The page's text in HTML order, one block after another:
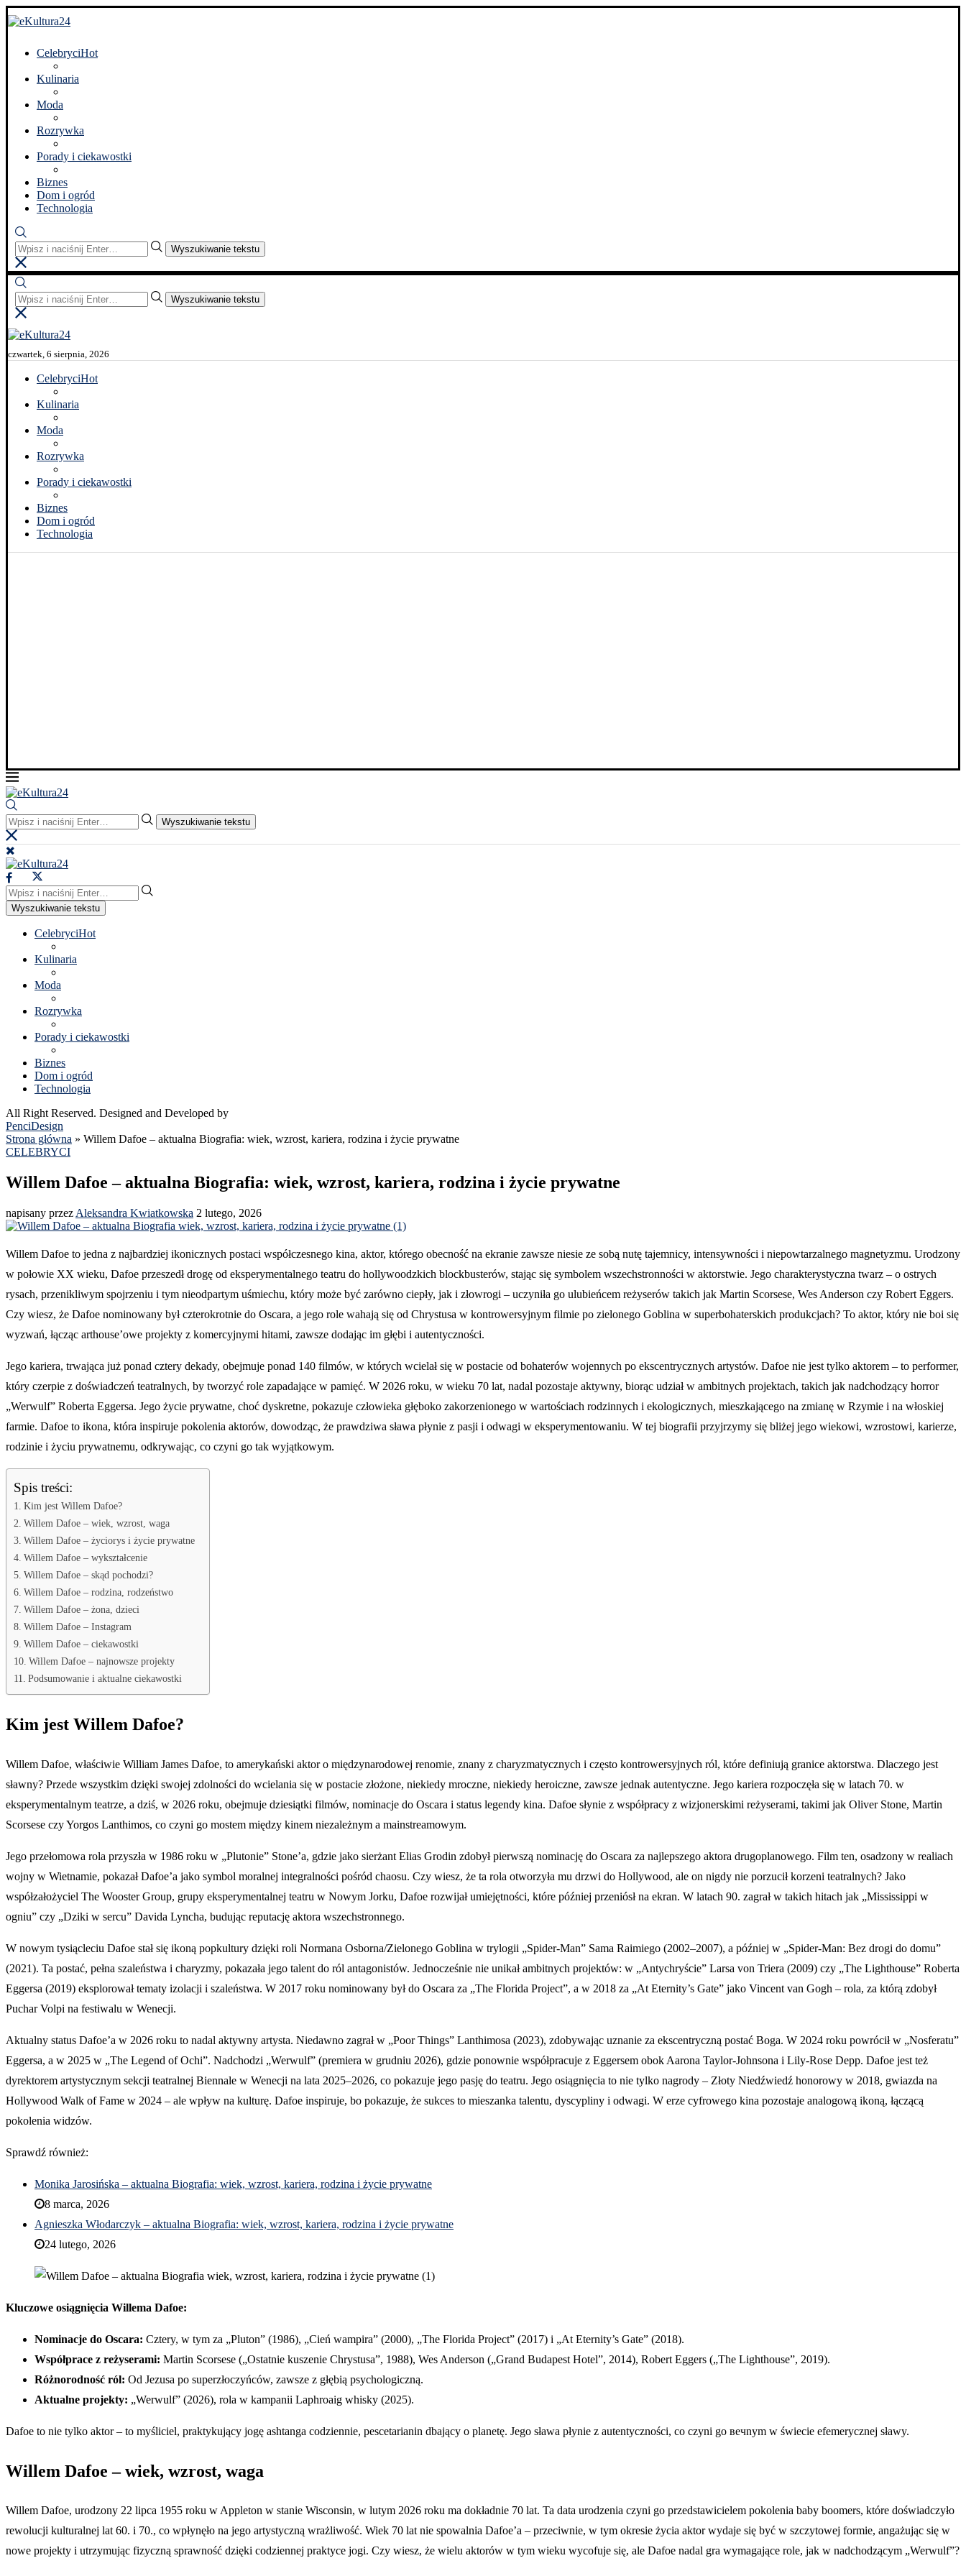
CelebryciHot
Kulinaria
Moda
Rozrywka
Porady i ciekawostki
Biznes
Dom i ogród
Technologia
Wyszukiwanie tekstu
Wyszukiwanie tekstu
czwartek, 6 sierpnia, 2026
CelebryciHot
Kulinaria
Moda
Rozrywka
Porady i ciekawostki
Biznes
Dom i ogród
Technologia
Wyszukiwanie tekstu
Wyszukiwanie tekstu
CelebryciHot
Kulinaria
Moda
Rozrywka
Porady i ciekawostki
Biznes
Dom i ogród
Technologia
All Right Reserved. Designed and Developed by
PenciDesign
Strona główna » Willem Dafoe – aktualna Biografia: wiek, wzrost, kariera, rodzina i życie prywatne
CELEBRYCI
Willem Dafoe – aktualna Biografia: wiek, wzrost, kariera, rodzina i życie prywatne
napisany przez Aleksandra Kwiatkowska 2 lutego, 2026
Willem Dafoe to jedna z najbardziej ikonicznych postaci współczesnego kina, aktor, którego obecność na ekranie zawsze niesie ze sobą nutę tajemnicy, intensywności i niepowtarzalnego magnetyzmu. Urodzony
w połowie XX wieku, Dafoe przeszedł drogę od eksperymentalnego teatru do hollywoodzkich blockbusterów, stając się symbolem wszechstronności w aktorstwie. Jego charakterystyczna twarz – o ostrych
rysach, przenikliwym spojrzeniu i tym nieodpartym uśmiechu, który może być zarówno ciepły, jak i złowrogi – uczyniła go ulubieńcem reżyserów takich jak Martin Scorsese, Wes Anderson czy Robert Eggers.
Czy wiesz, że Dafoe nominowany był czterokrotnie do Oscara, a jego role wahają się od Chrystusa w kontrowersyjnym filmie po zielonego Goblina w superbohaterskich produkcjach? To aktor, który nie boi się
wyzwań, łącząc arthouse’owe projekty z komercyjnymi hitami, zawsze dodając im głębi i autentyczności.
Jego kariera, trwająca już ponad cztery dekady, obejmuje ponad 140 filmów, w których wcielał się w postacie od bohaterów wojennych po ekscentrycznych artystów. Dafoe nie jest tylko aktorem – to performer,
który czerpie z doświadczeń teatralnych, by tworzyć role zapadające w pamięć. W 2026 roku, w wieku 70 lat, nadal pozostaje aktywny, biorąc udział w ambitnych projektach, takich jak nadchodzący horror
„Werwulf” Roberta Eggersa. Jego życie prywatne, choć dyskretne, pokazuje człowieka głęboko zakorzenionego w wartościach rodzinnych i ekologicznych, mieszkającego na zmianę w Rzymie i na włoskiej
farmie. Dafoe to ikona, która inspiruje pokolenia aktorów, dowodząc, że prawdziwa sława płynie z pasji i odwagi w eksperymentowaniu. W tej biografii przyjrzymy się bliżej jego wiekowi, wzrostowi, karierze,
rodzinie i życiu prywatnemu, odkrywając, co czyni go tak wyjątkowym.
Spis treści:
Kim jest Willem Dafoe?
Willem Dafoe – wiek, wzrost, waga
Willem Dafoe – życiorys i życie prywatne
Willem Dafoe – wykształcenie
Willem Dafoe – skąd pochodzi?
Willem Dafoe – rodzina, rodzeństwo
Willem Dafoe – żona, dzieci
Willem Dafoe – Instagram
Willem Dafoe – ciekawostki
Willem Dafoe – najnowsze projekty
Podsumowanie i aktualne ciekawostki
Kim jest Willem Dafoe?
Willem Dafoe, właściwie William James Dafoe, to amerykański aktor o międzynarodowej renomie, znany z charyzmatycznych i często kontrowersyjnych ról, które definiują granice aktorstwa. Dlaczego jest
sławny? Przede wszystkim dzięki swojej zdolności do wcielania się w postacie złożone, niekiedy mroczne, niekiedy heroiczne, zawsze jednak autentyczne. Jego kariera rozpoczęła się w latach 70. w
eksperymentalnym teatrze, a dziś, w 2026 roku, obejmuje dziesiątki filmów, nominacje do Oscara i status legendy kina. Dafoe słynie z współpracy z wizjonerskimi reżyserami, takimi jak Oliver Stone, Martin
Scorsese czy Yorgos Lanthimos, co czyni go mostem między kinem niezależnym a mainstreamowym.
Jego przełomowa rola przyszła w 1986 roku w „Plutonie” Stone’a, gdzie jako sierżant Elias Grodin zdobył pierwszą nominację do Oscara za najlepszego aktora drugoplanowego. Film ten, osadzony w realiach
wojny w Wietnamie, pokazał Dafoe’a jako symbol moralnej integralności pośród chaosu. Czy wiesz, że ta rola otworzyła mu drzwi do Hollywood, ale on nigdy nie porzucił korzeni teatralnych? Jako
współzałożyciel The Wooster Group, grupy eksperymentalnej teatru w Nowym Jorku, Dafoe rozwijał umiejętności, które później przeniósł na ekran. W latach 90. zagrał w takich hitach jak „Mississippi w
ogniu” czy „Dziki w sercu” Davida Lyncha, budując reputację aktora wszechstronnego.
W nowym tysiącleciu Dafoe stał się ikoną popkultury dzięki roli Normana Osborna/Zielonego Goblina w trylogii „Spider-Man” Sama Raimiego (2002–2007), a później w „Spider-Man: Bez drogi do domu”
(2021). Ta postać, pełna szaleństwa i charyzmy, pokazała jego talent do ról antagonistów. Jednocześnie nie unikał ambitnych projektów: w „Antychryście” Larsa von Triera (2009) czy „The Lighthouse” Roberta
Eggersa (2019) eksplorował tematy izolacji i szaleństwa. W 2017 roku nominowany był do Oscara za „The Florida Project”, a w 2018 za „At Eternity’s Gate” jako Vincent van Gogh – rola, za którą zdobył
Puchar Volpi na festiwalu w Wenecji.
Aktualny status Dafoe’a w 2026 roku to nadal aktywny artysta. Niedawno zagrał w „Poor Things” Lanthimosa (2023), zdobywając uznanie za ekscentryczną postać Boga. W 2024 roku powrócił w „Nosferatu”
Eggersa, a w 2025 w „The Legend of Ochi”. Nadchodzi „Werwulf” (premiera w grudniu 2026), gdzie ponownie współpracuje z Eggersem obok Aarona Taylor-Johnsona i Lily-Rose Depp. Dafoe jest też
dyrektorem artystycznym sekcji teatralnej Biennale w Wenecji na lata 2025–2026, co pokazuje jego pasję do teatru. Jego osiągnięcia to nie tylko nagrody – Złoty Niedźwiedź honorowy w 2018, gwiazda na
Hollywood Walk of Fame w 2024 – ale wpływ na kulturę. Dafoe inspiruje, bo pokazuje, że sukces to mieszanka talentu, dyscypliny i odwagi. W erze cyfrowego kina pozostaje analogową ikoną, łączącą
pokolenia widzów.
Sprawdź również:
Monika Jarosińska – aktualna Biografia: wiek, wzrost, kariera, rodzina i życie prywatne
8 marca, 2026
Agnieszka Włodarczyk – aktualna Biografia: wiek, wzrost, kariera, rodzina i życie prywatne
24 lutego, 2026
Kluczowe osiągnięcia Willema Dafoe:
Nominacje do Oscara: Cztery, w tym za „Pluton” (1986), „Cień wampira” (2000), „The Florida Project” (2017) i „At Eternity’s Gate” (2018).
Współprace z reżyserami: Martin Scorsese („Ostatnie kuszenie Chrystusa”, 1988), Wes Anderson („Grand Budapest Hotel”, 2014), Robert Eggers („The Lighthouse”, 2019).
Różnorodność ról: Od Jezusa po superzłoczyńców, zawsze z głębią psychologiczną.
Aktualne projekty: „Werwulf” (2026), rola w kampanii Laphroaig whisky (2025).
Dafoe to nie tylko aktor – to myśliciel, praktykujący jogę ashtanga codziennie, pescetarianin dbający o planetę. Jego sława płynie z autentyczności, co czyni go вечnym w świecie efemerycznej sławy.
Willem Dafoe – wiek, wzrost, waga
Willem Dafoe, urodzony 22 lipca 1955 roku w Appleton w stanie Wisconsin, w lutym 2026 roku ma dokładnie 70 lat. Ta data urodzenia czyni go przedstawicielem pokolenia baby boomers, które doświadczyło
rewolucji kulturalnej lat 60. i 70., co wpłynęło na jego artystyczną wrażliwość. Wiek 70 lat nie spowalnia Dafoe’a – przeciwnie, w tym okresie życia aktor wydaje się być w szczytowej formie, angażując się w
nowe projekty i utrzymując fizyczną sprawność dzięki codziennej praktyce jogi. Czy wiesz, że wielu aktorów w tym wieku wycofuje się, ale Dafoe nadal gra wymagające role, jak w nadchodzącym „Werwulf”?